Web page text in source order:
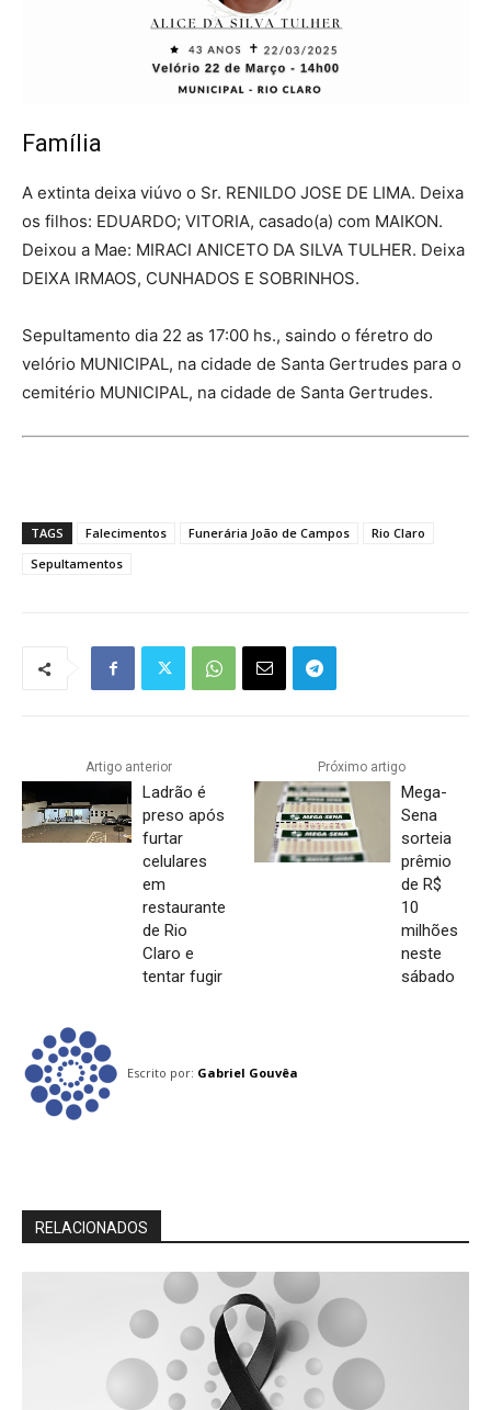
Família
A extinta deixa viúvo o Sr. RENILDO JOSE DE LIMA. Deixa
os filhos: EDUARDO; VITORIA, casado(a) com MAIKON.
Deixou a Mae: MIRACI ANICETO DA SILVA TULHER. Deixa
DEIXA IRMAOS, CUNHADOS E SOBRINHOS.
Sepultamento dia 22 as 17:00 hs., saindo o féretro do
velório MUNICIPAL, na cidade de Santa Gertrudes para o
cemitério MUNICIPAL, na cidade de Santa Gertrudes.
TAGS Falecimentos Funerária João de Campos
Rio Claro
Sepultamentos
Artigo anterior
Ladrão é
preso após
furtar
celulares
em
restaurante
de Rio
Claro e
tentar fugir
Próximo artigo
Mega-
Sena
sorteia
prêmio
de R$
10
milhões
neste
sábado
Escrito por: Gabriel Gouvêa
RELACIONADOS